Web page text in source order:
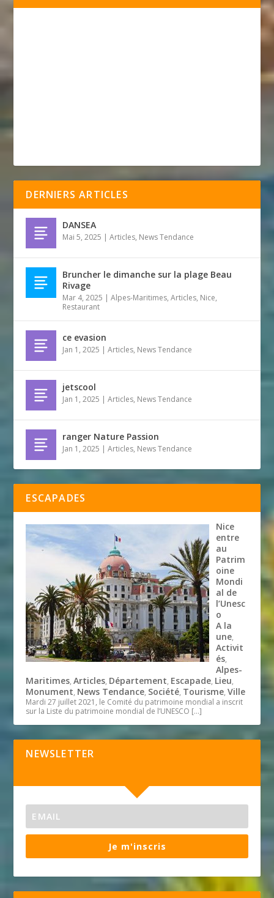
DERNIERS ARTICLES
DANSEA
Mai 5, 2025 |Articles, News Tendance
Bruncher le dimanche sur la plage Beau
Rivage
Mar 4, 2025 |Alpes-Maritimes,Articles, Nice,
Restaurant
ce evasion
Jan 1, 2025 |Articles, News Tendance
jetscool
Jan 1, 2025 |Articles, News Tendance
ranger Nature Passion
Jan 1, 2025 |Articles, News Tendance
ESCAPADES
Nice
entre
au
Patrim
oine
Mondi
al de
l’Unesc
o
A la
une,
Activit
és,
Alpes-
Maritimes,Articles, Département, Escapade, Lieu,
Monument, News Tendance, Société, Tourisme,Ville
Mardi 27 juillet 2021, le Comité du patrimoine mondial a inscrit
sur la Liste du patrimoine mondial de l’UNESCO […]
NEWSLETTER
Je m'inscris